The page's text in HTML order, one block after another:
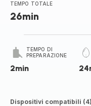
TEMPO TOTALE
26min
TEMPO DI
PREPARAZIONE
2min
Dispositivi compatibili (4)